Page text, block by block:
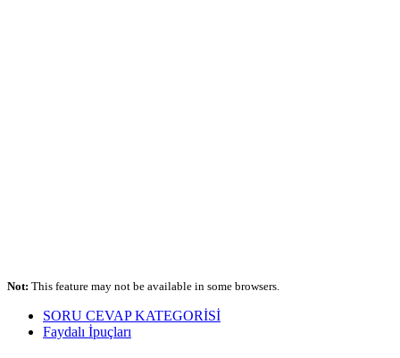
Not: This feature may not be available in some browsers.
SORU CEVAP KATEGORİSİ
Faydalı İpuçları